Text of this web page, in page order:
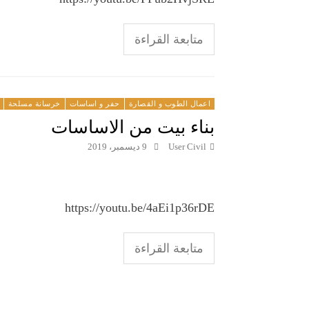
متابعة القراءة
اعمال الطوب و القصارة حفر و اساسات خرسانة مسلحة
بناء بيت من الاساسات
User Civil 9 ديسمبر، 2019
https://youtu.be/4aEi1p36rDE
متابعة القراءة